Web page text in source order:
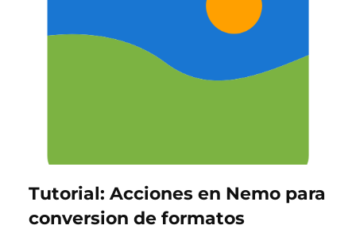
Tutorial: Acciones en Nemo para
conversion de formatos